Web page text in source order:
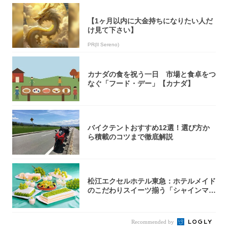
【1ヶ月以内に大金持ちになりたい人だ
け見て下さい】
PR(Il Sereno)
カナダの食を祝う一日 市場と食卓をつ
なぐ「フード・デー」【カナダ】
バイクテントおすすめ12選！選び方か
ら積載のコツまで徹底解説
松江エクセルホテル東急：ホテルメイド
のこだわりスイーツ揃う「シャインマス
Recommended by